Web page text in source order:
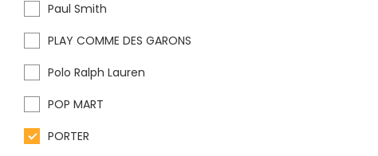
Paul Smith
PLAY COMME DES GARONS
Polo Ralph Lauren
POP MART
PORTER